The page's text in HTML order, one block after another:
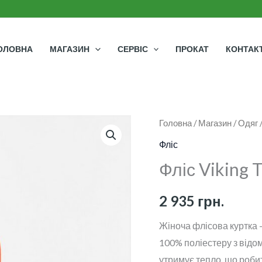
МАГАЗИН СЕРВІС ПРОКАТ
Головна /Магазин /Одяг
Фліс
Фліс Viking
2 935 грн.
Жіноча флісова куртка
100% поліестеру з
утримує тепло, що
Фліс
Viking
Lady